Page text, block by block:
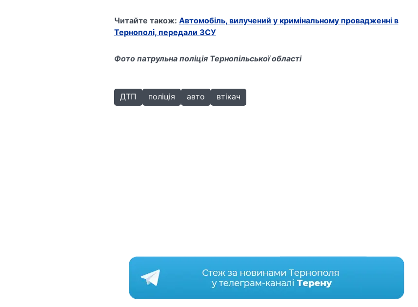
Читайте також: Автомобіль, вилучений у кримінальному провадженні в
Тернополі, передали ЗСУ
Фото патрульна поліція Тернопільської області
ДТП поліція авто втікач